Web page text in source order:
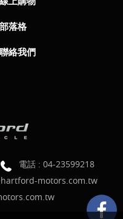
部落格
聯絡我們
電話 : 04-23599218
motors.com.tw